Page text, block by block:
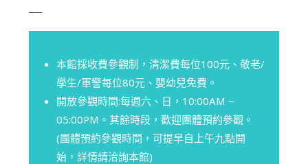
本館採收費參觀制，清潔費每位100元、敬老/
學生/軍警每位80元、嬰幼兒免費。
開放參觀時間:每週六、日，10:00AM ~
05:00PM。其餘時段，歡迎團體預約參觀。
(團體預約參觀時間，可提早自上午九點開
始，詳情請洽詢本館)